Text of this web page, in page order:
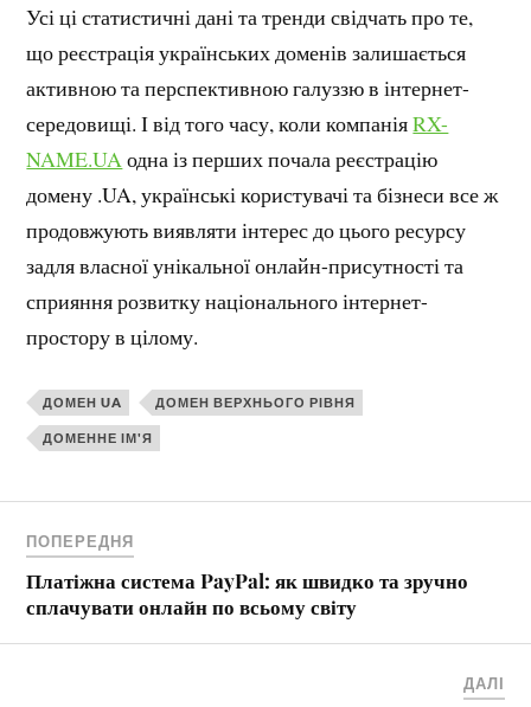
Усі ці статистичні дані та тренди свідчать про те,
що реєстрація українських доменів залишається
активною та перспективною галуззю в інтернет-
середовищі. І від того часу, коли компаніяRX-
NAME.UAодна із перших почала реєстрацію
домену .UA, українські користувачі та бізнеси все ж
продовжують виявляти інтерес до цього ресурсу
задля власної унікальної онлайн-присутності та
сприяння розвитку національного інтернет-
простору в цілому.
ДОМЕН UA ДОМЕН ВЕРХНЬОГО РІВНЯ
ДОМЕННЕ ІМ'Я
ПОПЕРЕДНЯ
Платіжна система PayPal: як швидко та зручно
сплачувати онлайн по всьому світу
ДАЛІ